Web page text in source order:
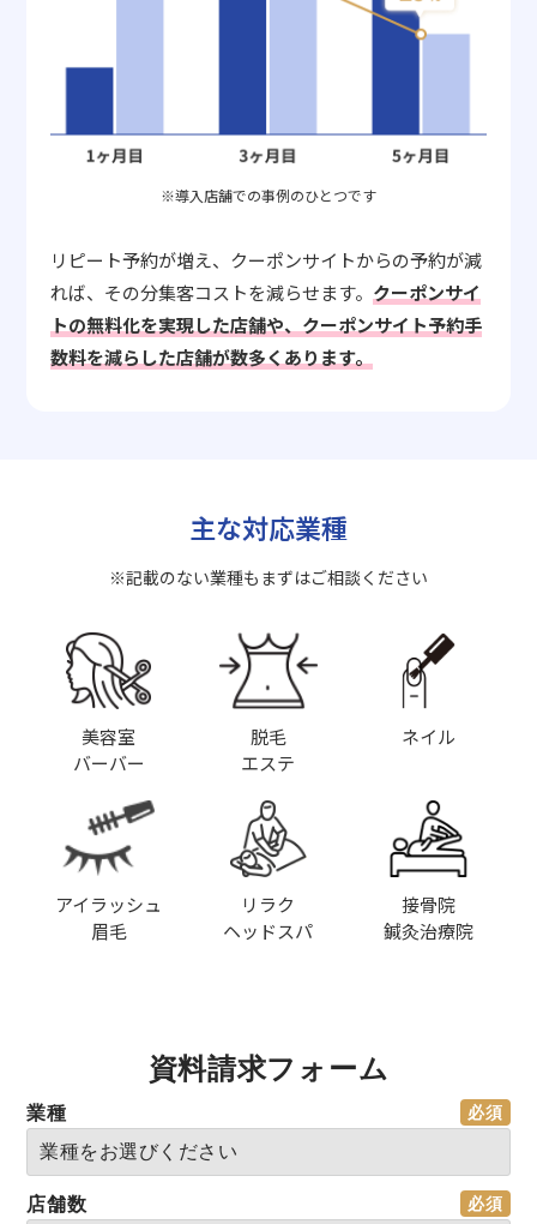
※導入店舗での事例のひとつです
リピート予約が増え、クーポンサイトからの予約が減
れば、その分集客コストを減らせます。クーポンサイ
トの無料化を実現した店舗や、クーポンサイト予約手
数料を減らした店舗が数多くあります。
主な対応業種
※記載のない業種もまずはご相談ください
美容室
バーバー
脱毛
エステ
ネイル
アイラッシュ
眉毛
リラク
ヘッドスパ
接骨院
鍼灸治療院
資料請求フォーム
業種
店舗数